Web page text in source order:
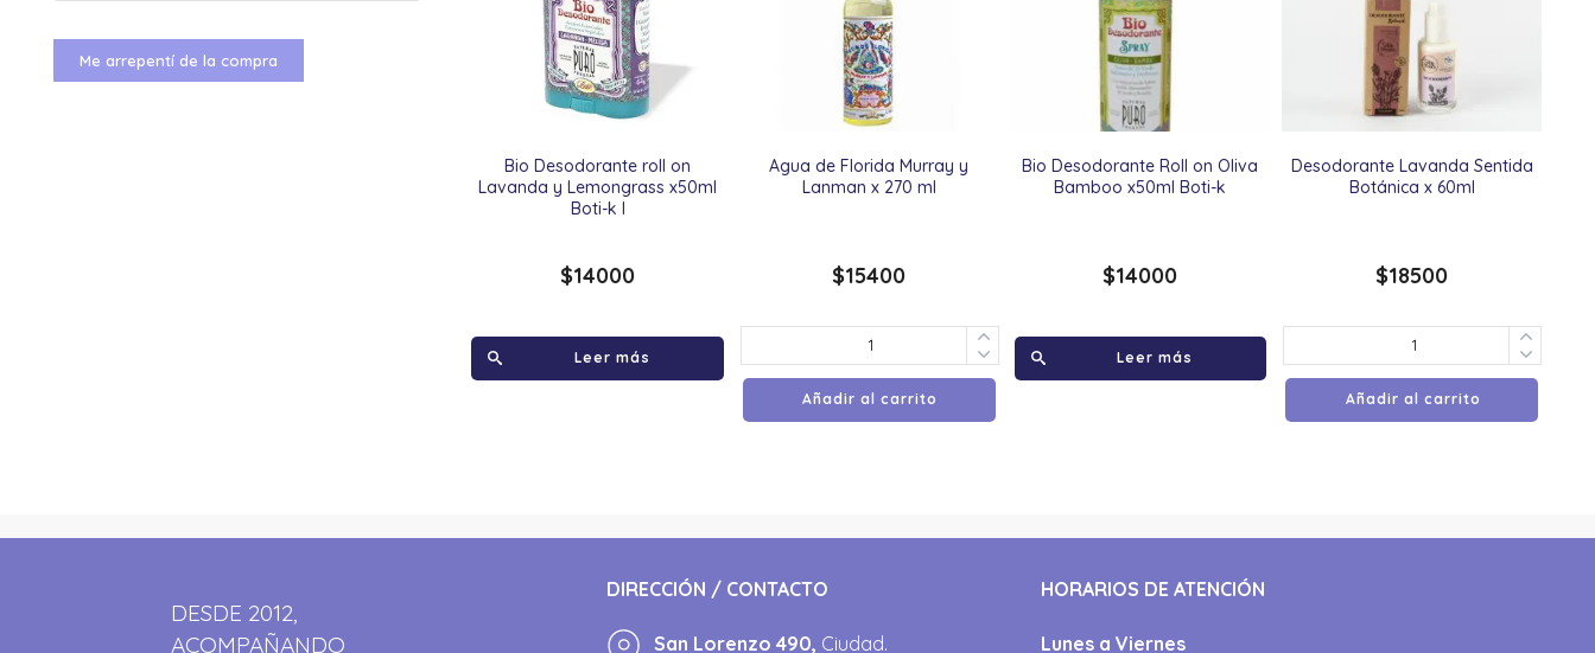
Bio Desodorante roll on
Lavanda y Lemongrass x50ml
Boti-k l
$14000
Leer más
Agua de Florida Murray y
Lanman x 270 ml
$15400
Añadir al carrito
Bio Desodorante Roll on Oliva
Bamboo x50ml Boti-k
$14000
Leer más
Desodorante Lavanda Sentida
Botánica x 60ml
$18500
Añadir al carrito
Me arrepentí de la compra
DESDE 2012,
ACOMPAÑANDO
DIRECCIÓN / CONTACTO
San Lorenzo 490, Ciudad.
HORARIOS DE ATENCIÓN
Lunes a Viernes